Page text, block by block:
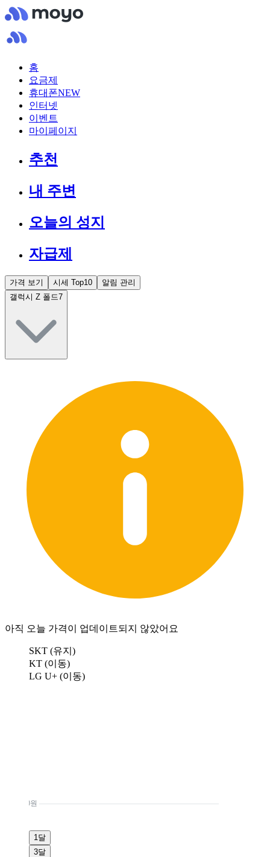
홈
요금제
휴대폰NEW
인터넷
이벤트
마이페이지
추천
내 주변
오늘의 성지
자급제
가격 보기 시세 Top10
알림 관리
갤럭시 Z 폴드7
아직 오늘 가격이 업데이트되지 않았어요
SKT (유지)
KT (이동)
LG U+ (이동)
0원
1달
3달